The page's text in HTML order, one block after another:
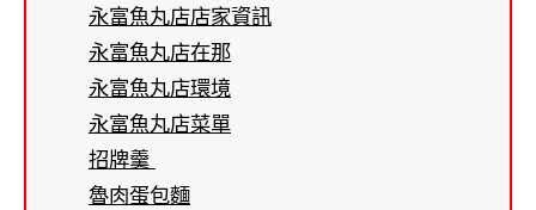
永富魚丸店店家資訊
永富魚丸店在那
永富魚丸店環境
永富魚丸店菜單
招牌羹
魯肉蛋包麵